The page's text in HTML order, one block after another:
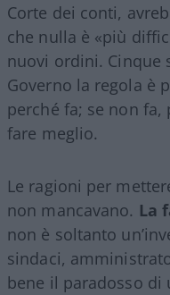
Corte dei conti,
che nulla è «più
nuovi ordini. Cinque
Governo la regola è
perché fa; se non fa,
fare meglio.
Le ragioni per
non mancavano. La
non è soltanto
sindaci,
bene il paradosso di